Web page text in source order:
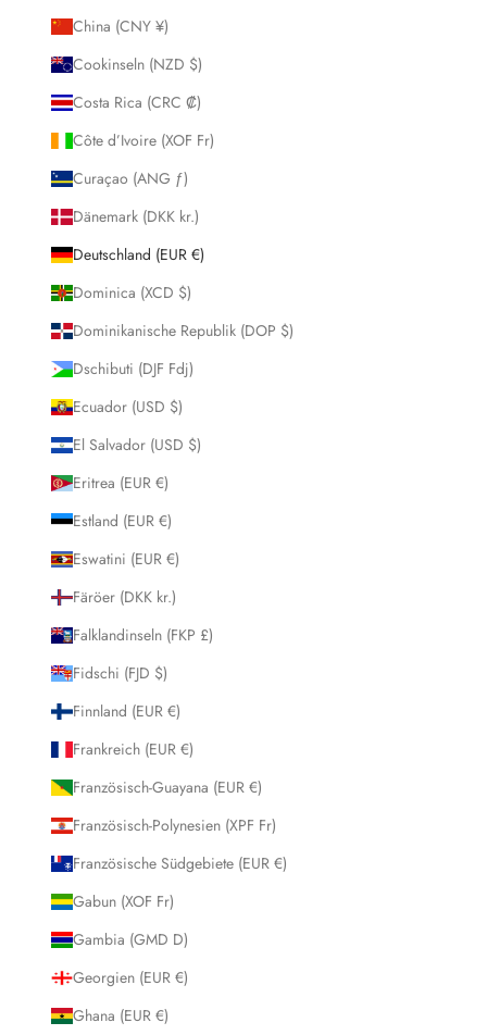
China (CNY ¥)
Cookinseln (NZD $)
Costa Rica (CRC ₡)
Côte d’Ivoire (XOF Fr)
Curaçao (ANG ƒ)
Dänemark (DKK kr.)
Deutschland (EUR €)
Dominica (XCD $)
Dominikanische Republik (DOP $)
Dschibuti (DJF Fdj)
Ecuador (USD $)
El Salvador (USD $)
Eritrea (EUR €)
Estland (EUR €)
Eswatini (EUR €)
Färöer (DKK kr.)
Falklandinseln (FKP £)
Fidschi (FJD $)
Finnland (EUR €)
Frankreich (EUR €)
Französisch-Guayana (EUR €)
Französisch-Polynesien (XPF Fr)
Französische Südgebiete (EUR €)
Gabun (XOF Fr)
Gambia (GMD D)
Georgien (EUR €)
Ghana (EUR €)